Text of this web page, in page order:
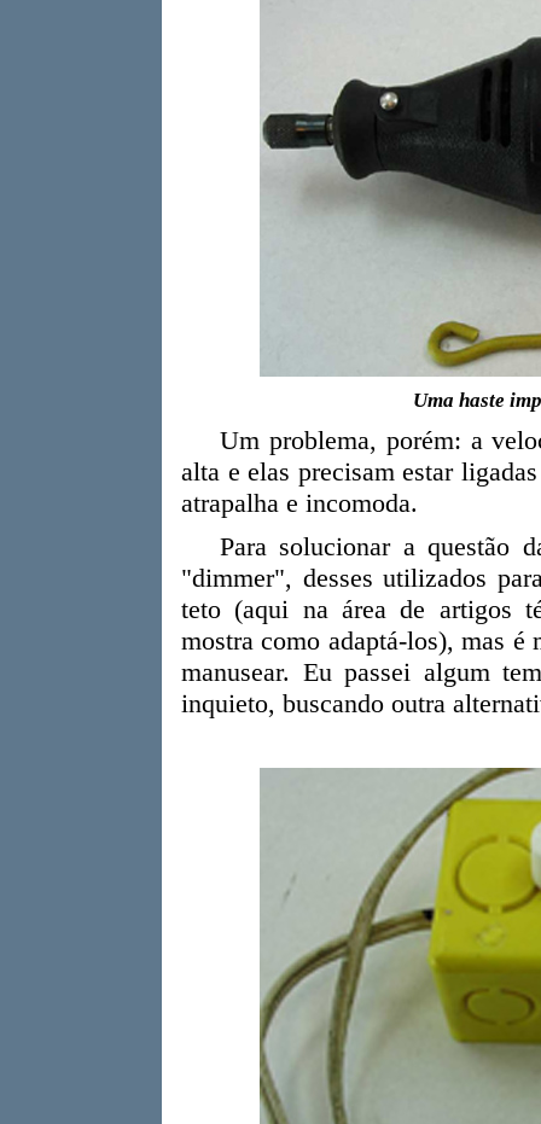
Uma haste
Um problema, porém: a
alta e elas precisam estar
atrapalha e incomoda.
Para solucionar a questão
"dimmer", desses utilizados
teto (aqui na área de artigos
mostra como adaptá-los), mas é
manusear. Eu passei algum
inquieto, buscando outra